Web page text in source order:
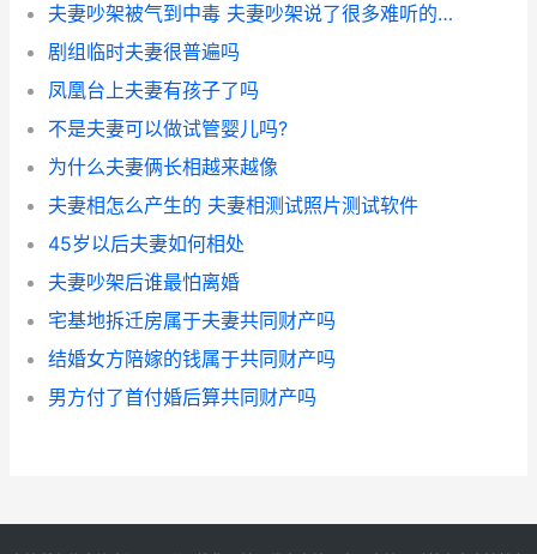
夫妻吵架被气到中毒 夫妻吵架说了很多难听的话怎么办
剧组临时夫妻很普遍吗
凤凰台上夫妻有孩子了吗
不是夫妻可以做试管婴儿吗?
为什么夫妻俩长相越来越像
夫妻相怎么产生的 夫妻相测试照片测试软件
45岁以后夫妻如何相处
夫妻吵架后谁最怕离婚
宅基地拆迁房属于夫妻共同财产吗
结婚女方陪嫁的钱属于共同财产吗
男方付了首付婚后算共同财产吗